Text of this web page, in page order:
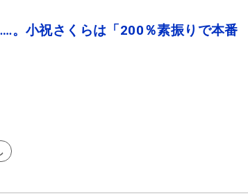
。小祝さくらは「200％素振りで本番